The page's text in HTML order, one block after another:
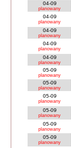
04-09
planowany
04-09
planowany
04-09
planowany
04-09
planowany
04-09
planowany
05-09
planowany
05-09
planowany
05-09
planowany
05-09
planowany
05-09
planowany
05-09
planowany